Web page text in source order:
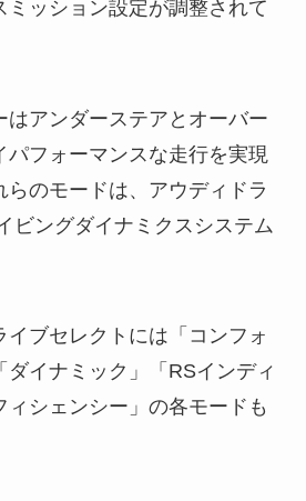
ミッション設定が調整されて
はアンダーステアとオーバー
パフォーマンスな走行を実現
らのモードは、アウディドラ
ビングダイナミクスシステム
イブセレクトには「コンフォ
ダイナミック」「RSインディ
ィシェンシー」の各モードも